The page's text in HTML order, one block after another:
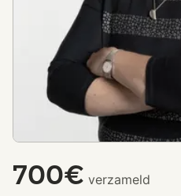
700€ verzameld